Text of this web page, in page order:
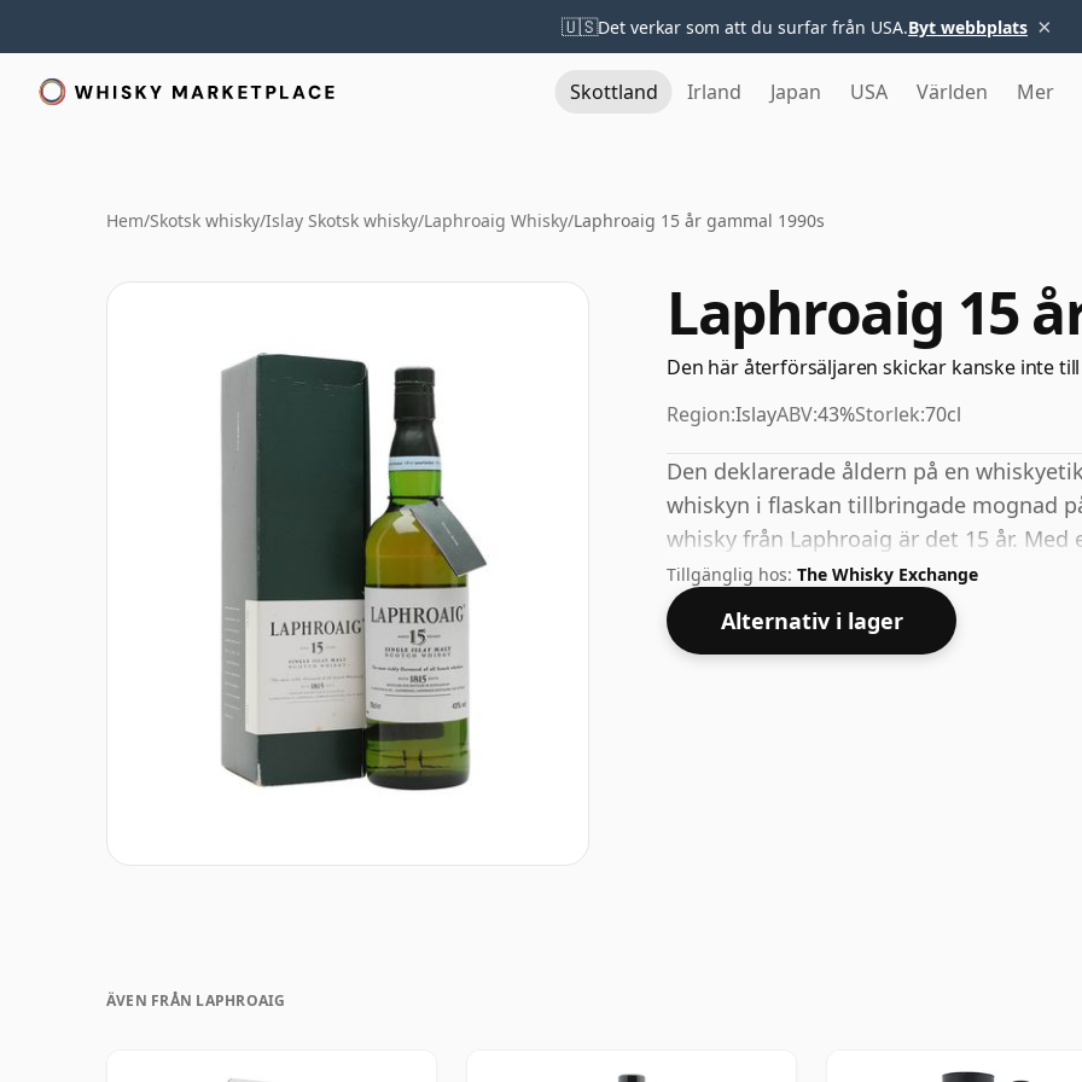
🇺🇸Det verkar som att du surfar från USA.Byt webbplats ×
Skottland Irland Japan USA Världen Mer
Hem/Skotsk whisky/Islay Skotsk whisky/Laphroaig Whisky/Laphroaig 15 år gammal 1990s
Laphroaig 15
Den här återförsäljaren skickar kanske inte
Region:IslayABV:43%Storlek:70cl
Den deklarerade åldern på en
whiskyn i flaskan tillbringade mognad
whisky från Laphroaig är det 15 år. Med
whisky med optimal drickstyrka.
Tillgänglig hos: The Whisky Exchange
Alternativ i lager
ÄVEN FRÅN LAPHROAIG